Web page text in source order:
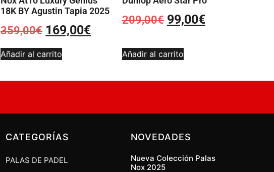
18K BY Agustin Tapia 2025
359,00€ 169,00€
Añadir al carrito
209,00€ 99,00€
Añadir al carrito
CATEGORÍAS
PALAS DE PADEL
NOVEDADES
Nueva Colección Palas
Nox 2025